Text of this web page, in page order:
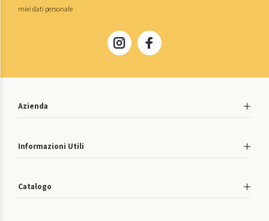
miei dati personale
Azienda
Informazioni Utili
Catalogo